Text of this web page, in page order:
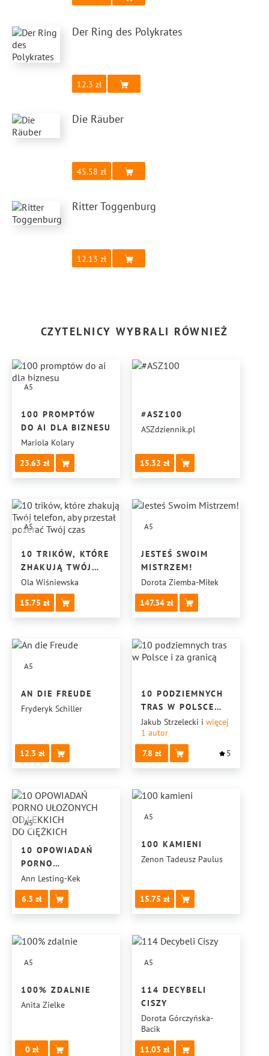
Der Ring des Polykrates
12.3
Die Räuber
45.58
Ritter Toggenburg
12.13
CZYTELNICY WYBRALI RÓWNIEŻ
A5
100 PROMPTÓW
DO AI DLA BIZNESU
Mariola Kolary
23.63
#ASZ100
ASZdziennik.pl
15.32
A5
10 TRIKÓW, KTÓRE
ZHAKUJĄ TWÓJ
TELEFON,
ABY PRZESTAŁ
POŻERAĆ
TWÓJ CZAS
Ola Wiśniewska
15.75
A5
JESTEŚ SWOIM
MISTRZEM!
Dorota Ziemba-Miłek
147.34
A5
AN DIE FREUDE
Fryderyk Schiller
12.3
10 PODZIEMNYCH
TRAS W POLSCE
I ZA GRANICĄ
Jakub Strzelecki i więcej
1 autor
7.8
5
A5
10 OPOWIADAŃ
PORNO
UŁOŻONYCH
OD LEKKICH
DO CIĘŻKICH
Ann Lesting-Kek
6.3
A5
100 KAMIENI
Zenon Tadeusz Paulus
15.75
A5
100% ZDALNIE
Anita Zielke
0
A5
114 DECYBELI
CISZY
Dorota Górczyńska-
Bacik
11.03